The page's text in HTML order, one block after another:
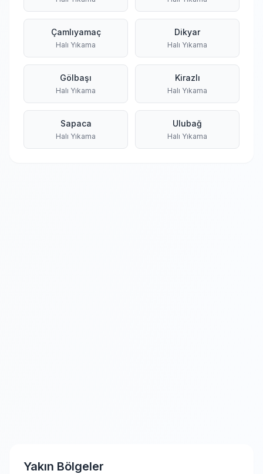
Çamlıyamaç
Halı Yıkama
Dikyar
Halı Yıkama
Gölbaşı
Halı Yıkama
Kirazlı
Halı Yıkama
Sapaca
Halı Yıkama
Ulubağ
Halı Yıkama
Yakın Bölgeler